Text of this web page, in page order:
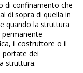
di confinamento che
di sopra di quella in
quando la struttura
il costruttore o il
portate dei
struttura.